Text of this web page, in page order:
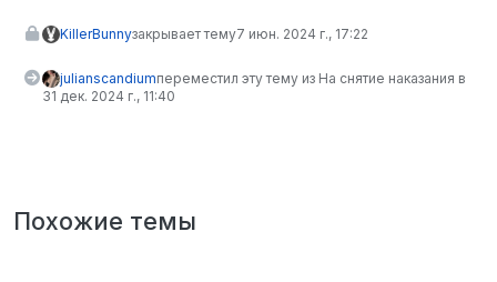
KillerBunnyзакрывает тему7 июн. 2024 г., 17:22
julianscandiumпереместил эту тему из На снятие наказания в
31 дек. 2024 г., 11:40
Похожие темы